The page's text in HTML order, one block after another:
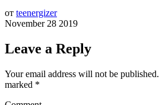
от teenergizer
November 28 2019
Leave a Reply
Your email address will not be published.
marked *